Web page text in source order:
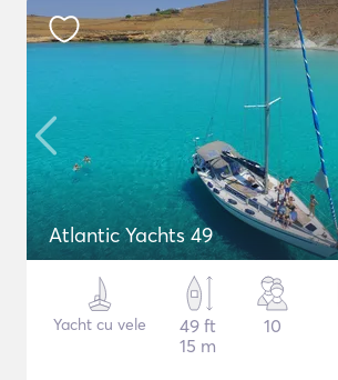
Atlantic Yachts 49
Yacht cu vele
49 ft
15 m
10